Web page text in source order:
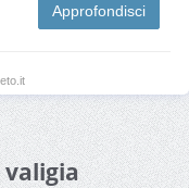
Approfondisci